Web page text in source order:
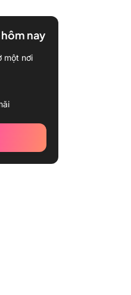
nay
một nơi